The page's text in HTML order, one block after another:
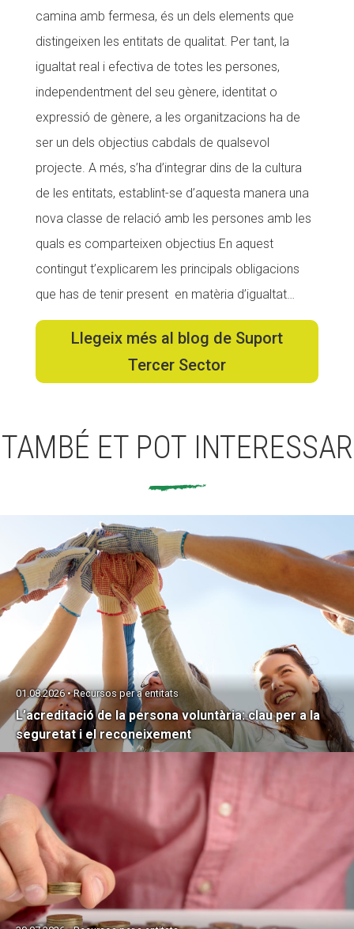
camina amb fermesa, és un dels elements que
distingeixen les entitats de qualitat. Per tant, la
igualtat real i efectiva de totes les persones,
independentment del seu gènere, identitat o
expressió de gènere, a les organitzacions ha de
ser un dels objectius cabdals de qualsevol
projecte. A més, s’ha d’integrar dins de la cultura
de les entitats, establint-se d’aquesta manera una
nova classe de relació amb les persones amb les
quals es comparteixen objectius En aquest
contingut t’explicarem les principals obligacions
que has de tenir present en matèria d’igualtat…
Llegeix més al blog de Suport
Tercer Sector
TAMBÉ ET POT INTERESSAR
L’acreditació de la persona voluntària: clau per a la
seguretat i el reconeixement
01.08.2026 • Recursos per a entitats
Els comptes clars
Memòria d'activitats
ACTUALITAT
Butlletins
Diari de la Fundació
Fundesplai als mitjans
Xarxes socials
COL·LABORA
Fes un donatiu